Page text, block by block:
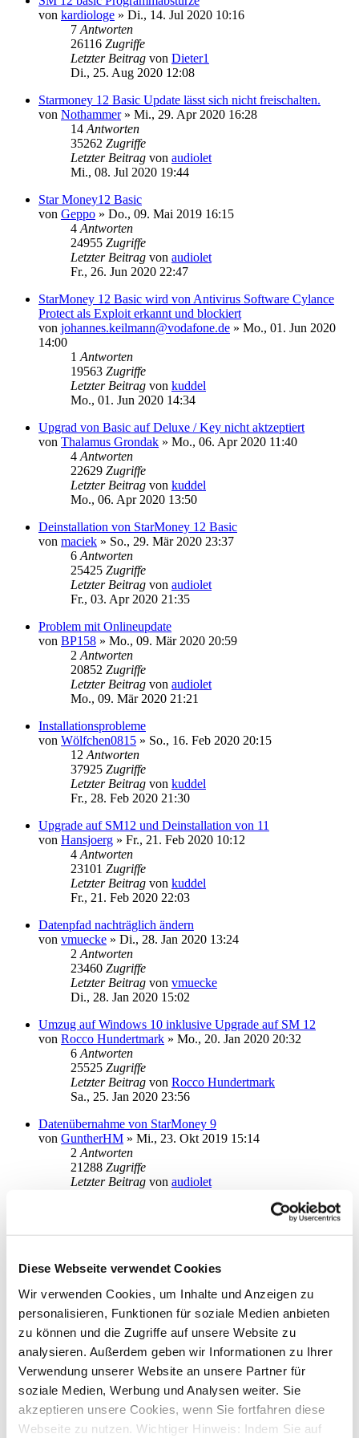
Diese Webseite verwendet Cookies
Wir verwenden Cookies, um Inhalte und Anzeigen zu
personalisieren, Funktionen für soziale Medien anbieten
zu können und die Zugriffe auf unsere Website zu
analysieren. Außerdem geben wir Informationen zu Ihrer
Verwendung unserer Website an unsere Partner für
soziale Medien, Werbung und Analysen weiter. Sie
akzeptieren unsere Cookies, wenn Sie fortfahren diese
Webseite zu nutzen. Wichtiger Hinweis: Indem Sie auf
von kardiologe » Di., 14. Jul 2020 10:16
7 Antworten
26116 Zugriffe
Letzter Beitrag von Dieter1
Di., 25. Aug 2020 12:08
Starmoney 12 Basic Update lässt sich nicht freischalten.
von Nothammer» Mi., 29. Apr 2020 16:28
14 Antworten
35262 Zugriffe
Letzter Beitrag von audiolet
Mi., 08. Jul 2020 19:44
Star Money12 Basic
von Geppo » Do., 09. Mai 2019 16:15
4 Antworten
24955 Zugriffe
Letzter Beitrag von audiolet
Fr., 26. Jun 2020 22:47
StarMoney 12 Basic wird von Antivirus Software Cylance
Protect als Exploit erkannt und blockiert
von johannes.keilmann@vodafone.de » Mo., 01. Jun 2020
14:00
1 Antworten
19563 Zugriffe
Letzter Beitrag von kuddel
Mo., 01. Jun 2020 14:34
Upgrad von Basic auf Deluxe / Key nicht aktzeptiert
von Thalamus Grondak » Mo., 06. Apr 2020 11:40
4 Antworten
22629 Zugriffe
Letzter Beitrag von kuddel
Mo., 06. Apr 2020 13:50
Deinstallation von StarMoney 12 Basic
von maciek » So., 29. Mär 2020 23:37
6 Antworten
25425 Zugriffe
Letzter Beitrag von audiolet
Fr., 03. Apr 2020 21:35
Problem mit Onlineupdate
von BP158 » Mo., 09. Mär 2020 20:59
2 Antworten
20852 Zugriffe
Letzter Beitrag von audiolet
Mo., 09. Mär 2020 21:21
Installationsprobleme
von Wölfchen0815 » So., 16. Feb 2020 20:15
12 Antworten
37925 Zugriffe
Letzter Beitrag von kuddel
Fr., 28. Feb 2020 21:30
Upgrade auf SM12 und Deinstallation von 11
von Hansjoerg » Fr., 21. Feb 2020 10:12
4 Antworten
23101 Zugriffe
Letzter Beitrag von kuddel
Fr., 21. Feb 2020 22:03
Datenpfad nachträglich ändern
von vmuecke » Di., 28. Jan 2020 13:24
2 Antworten
23460 Zugriffe
Letzter Beitrag von vmuecke
Di., 28. Jan 2020 15:02
Umzug auf Windows 10 inklusive Upgrade auf SM 12
von Rocco Hundertmark » Mo., 20. Jan 2020 20:32
6 Antworten
25525 Zugriffe
Letzter Beitrag von Rocco Hundertmark
Sa., 25. Jan 2020 23:56
Datenübernahme von StarMoney 9
von GuntherHM » Mi., 23. Okt 2019 15:14
2 Antworten
21288 Zugriffe
Letzter Beitrag von audiolet
Installation von Star Money 12 Basic bleibt stehen
vonMarauder»Do., 11. Apr 2019 18:26
2
35Antworten
88501
Zugriffe
Di., 15. Okt 2019 16:42
Aktualisiert: Information zur Konfiguration der Übersicht in
den neuen Versionen StarMoney 12 Basic und Deluxe
von StarMoney Team1»Mi., 10. Apr 2019 13:50
1Antworten
20382Zugriffe